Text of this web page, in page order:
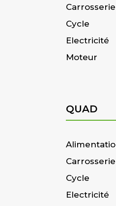
Carrosserie
Cycle
Electricité
Moteur
QUAD
Carrosserie
Cycle
Electricité